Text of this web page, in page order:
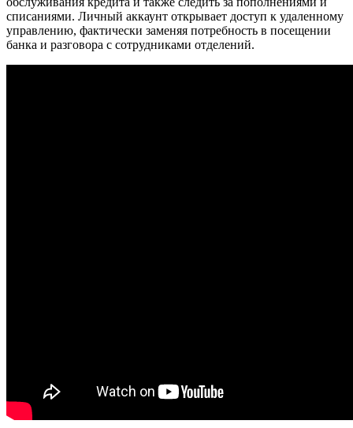
списаниями. Личный аккаунт открывает доступ к удаленному
управлению, фактически заменяя потребность в посещении
банка и разговора с сотрудниками отделений.